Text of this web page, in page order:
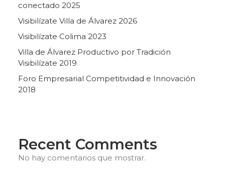
conectado 2025
Visibilízate Villa de Álvarez 2026
Visibilízate Colima 2023
Villa de Álvarez Productivo por Tradición
Visibilízate 2019
Foro Empresarial Competitividad e Innovación
2018
Recent Comments
No hay comentarios que mostrar.